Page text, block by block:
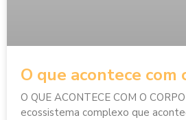
O que acontece
O QUE ACONTECE COM O
ecossistema complexo que